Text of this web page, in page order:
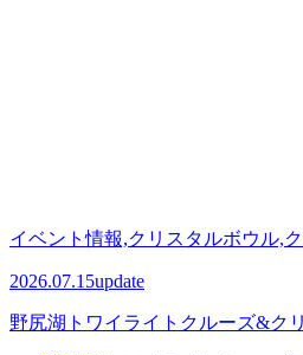
イベント情報,クリスタルボウル,
2026.07.15update
野尻湖トワイライトクルーズ&ク